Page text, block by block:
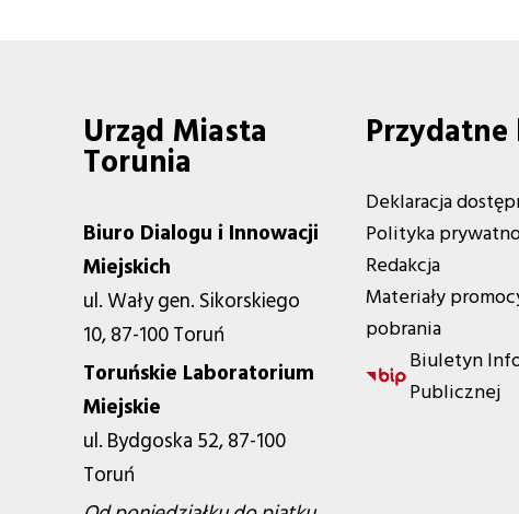
Urząd Miasta
Torunia
Biuro Dialogu i Innowacji
Miejskich
ul. Wały gen. Sikorskiego
10, 87-100 Toruń
Toruńskie Laboratorium
Miejskie
ul. Bydgoska 52, 87-100
Toruń
Deklaracja
Polityka
Redakcja
Materiały
pobrania
Biuletyn
Publicznej